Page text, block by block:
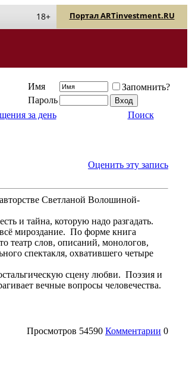
Портал ARTinvestment.RU
18+
Имя
Запомнить?
Пароль
за день Поиск
Оценить эту запись
Светланой Волошиной-
и тайна, которую надо разгадать.
мироздание. По форме книга
театр слов, описаний, монологов,
спектакля, охватившего четыре
сцену любви. Поэзия и
вечные вопросы человечества.
Просмотров 54590 Комментарии 0